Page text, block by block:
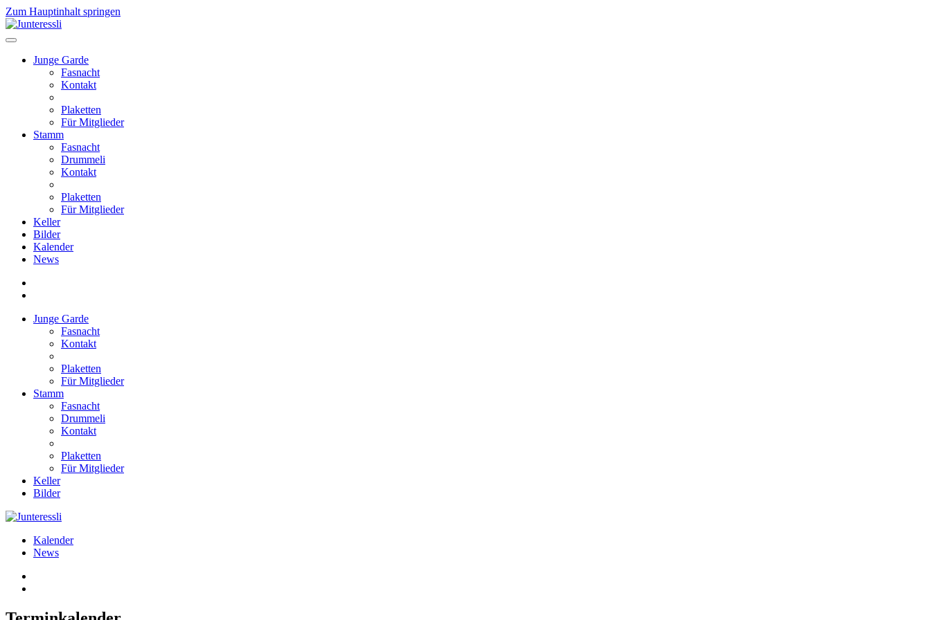
Zum Hauptinhalt springen
Junge Garde
Fasnacht
Kontakt
Plaketten
Für Mitglieder
Stamm
Fasnacht
Drummeli
Kontakt
Plaketten
Für Mitglieder
Keller
Bilder
Kalender
News
Junge Garde
Fasnacht
Kontakt
Plaketten
Für Mitglieder
Stamm
Fasnacht
Drummeli
Kontakt
Plaketten
Für Mitglieder
Keller
Bilder
Kalender
News